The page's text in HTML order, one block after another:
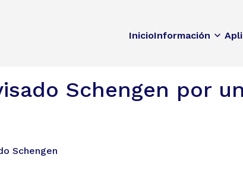
InicioInformación
Schengen por
Schengen